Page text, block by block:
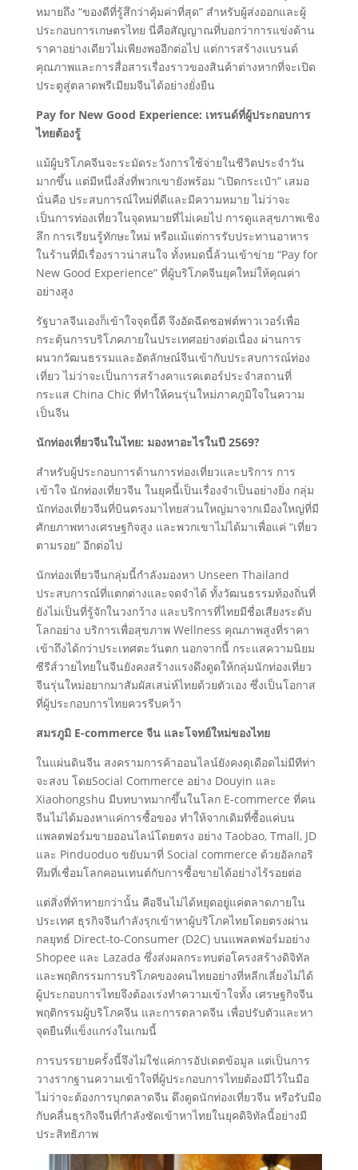
หมายถึง “ของดีที่รู้สึกว่าคุ้มค่าที่สุด” สำหรับผู้ส่งออกและผู้
ประกอบการเกษตรไทย นี่คือสัญญาณที่บอกว่าการแข่งด้าน
ราคาอย่างเดียวไม่เพียงพออีกต่อไป แต่การสร้างแบรนด์
คุณภาพและการสื่อสารเรื่องราวของสินค้าต่างหากที่จะเปิด
ประตูสู่ตลาดพรีเมียมจีนได้อย่างยั่งยืน
Pay for New Good Experience: เทรนด์ที่ผู้ประกอบการ
ไทยต้องรู้
แม้ผู้บริโภคจีนจะระมัดระวังการใช้จ่ายในชีวิตประจำวัน
มากขึ้น แต่มีหนึ่งสิ่งที่พวกเขายังพร้อม “เปิดกระเป๋า” เสมอ
นั่นคือ ประสบการณ์ใหม่ที่ดีและมีความหมาย ไม่ว่าจะ
เป็นการท่องเที่ยวในจุดหมายที่ไม่เคยไป การดูแลสุขภาพเชิง
ลึก การเรียนรู้ทักษะใหม่ หรือแม้แต่การรับประทานอาหาร
ในร้านที่มีเรื่องราวน่าสนใจ ทั้งหมดนี้ล้วนเข้าข่าย “Pay for
New Good Experience” ที่ผู้บริโภคจีนยุคใหม่ให้คุณค่า
อย่างสูง
รัฐบาลจีนเองก็เข้าใจจุดนี้ดี จึงอัดฉีดซอฟต์พาวเวอร์เพื่อ
กระตุ้นการบริโภคภายในประเทศอย่างต่อเนื่อง ผ่านการ
ผนวกวัฒนธรรมและอัตลักษณ์จีนเข้ากับประสบการณ์ท่อง
เที่ยว ไม่ว่าจะเป็นการสร้างคาแรคเตอร์ประจำสถานที่
กระแส China Chic ที่ทำให้คนรุ่นใหม่ภาคภูมิใจในความ
เป็นจีน
นักท่องเที่ยวจีนในไทย: มองหาอะไรในปี 2569?
สำหรับผู้ประกอบการด้านการท่องเที่ยวและบริการ การ
เข้าใจ นักท่องเที่ยวจีน ในยุคนี้เป็นเรื่องจำเป็นอย่างยิ่ง กลุ่ม
นักท่องเที่ยวจีนที่บินตรงมาไทยส่วนใหญ่มาจากเมืองใหญ่ที่มี
ศักยภาพทางเศรษฐกิจสูง และพวกเขาไม่ได้มาเพื่อแค่ “เที่ยว
ตามรอย” อีกต่อไป
นักท่องเที่ยวจีนกลุ่มนี้กำลังมองหา Unseen Thailand
ประสบการณ์ที่แตกต่างและจดจำได้ ทั้งวัฒนธรรมท้องถิ่นที่
ยังไม่เป็นที่รู้จักในวงกว้าง และบริการที่ไทยมีชื่อเสียงระดับ
โลกอย่าง บริการเพื่อสุขภาพ Wellness คุณภาพสูงที่ราคา
เข้าถึงได้กว่าประเทศตะวันตก นอกจากนี้ กระแสความนิยม
ซีรีส์วายไทยในจีนยังคงสร้างแรงดึงดูดให้กลุ่มนักท่องเที่ยว
จีนรุ่นใหม่อยากมาสัมผัสเสน่ห์ไทยด้วยตัวเอง ซึ่งเป็นโอกาส
ที่ผู้ประกอบการไทยควรรีบคว้า
สมรภูมิE-commerce จีน และโจทย์ใหม่ของไทย
ในแผ่นดินจีน สงครามการค้าออนไลน์ยังคงดุเดือดไม่มีทีท่า
จะสงบ โดยSocial Commerce อย่าง Douyin และ
Xiaohongshu มีบทบาทมากขึ้นในโลก E-commerce ที่คน
จีนไม่ได้มองหาแค่การซื้อของ ทำให้จากเดิมที่ซื้อแค่บน
แพลตฟอร์มขายออนไลน์โดยตรง อย่าง Taobao, Tmall, JD
และ Pinduoduo ขยับมาที่ Social commerce ด้วยอัลกอริ
ทึมที่เชื่อมโลกคอนเทนต์กับการซื้อขายได้อย่างไร้รอยต่อ
แต่สิ่งที่ท้าทายกว่านั้น คือจีนไม่ได้หยุดอยู่แค่ตลาดภายใน
ประเทศ ธุรกิจจีนกำลังรุกเข้าหาผู้บริโภคไทยโดยตรงผ่าน
กลยุทธ์ Direct-to-Consumer (D2C) บนแพลตฟอร์มอย่าง
Shopee และ Lazada ซึ่งส่งผลกระทบต่อโครงสร้างดิจิทัล
และพฤติกรรมการบริโภคของคนไทยอย่างที่หลีกเลี่ยงไม่ได้
ผู้ประกอบการไทยจึงต้องเร่งทำความเข้าใจทั้ง เศรษฐกิจจีน
พฤติกรรมผู้บริโภคจีน และการตลาดจีน เพื่อปรับตัวและหา
จุดยืนที่แข็งแกร่งในเกมนี้
การบรรยายครั้งนี้จึงไม่ใช่แค่การอัปเดตข้อมูล แต่เป็นการ
วางรากฐานความเข้าใจที่ผู้ประกอบการไทยต้องมีไว้ในมือ
ไม่ว่าจะต้องการบุกตลาดจีน ดึงดูดนักท่องเที่ยวจีน หรือรับมือ
กับคลื่นธุรกิจจีนที่กำลังซัดเข้าหาไทยในยุคดิจิทัลนี้อย่างมี
ประสิทธิภาพ​​​​​​​​​​​​​​​​